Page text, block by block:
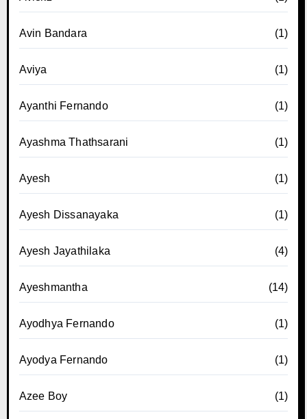
Avin Bandara (1)
Aviya (1)
Ayanthi Fernando (1)
Ayashma Thathsarani (1)
Ayesh (1)
Ayesh Dissanayaka (1)
Ayesh Jayathilaka (4)
Ayeshmantha (14)
Ayodhya Fernando (1)
Ayodya Fernando (1)
Azee Boy (1)